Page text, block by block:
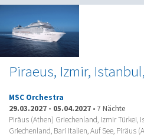
Piraeus, Izmir,
MSC Orchestra
29.03.2027 - 05.04.2027 • 7 Nächte
Piräus (Athen) Griechenland, Izmir Türkei,
Griechenland, Bari Italien, Auf See, Piräus